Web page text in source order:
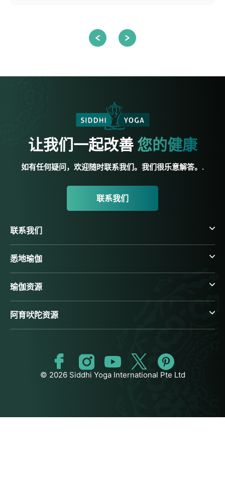
让我们一起改善 您的健康
如有任何疑问，欢迎随时联系我们。我们很乐意解答。.
联系我们
联系我们
悉地瑜伽
瑜伽资源
阿育吠陀资源
© 2026 Siddhi Yoga International Pte Ltd